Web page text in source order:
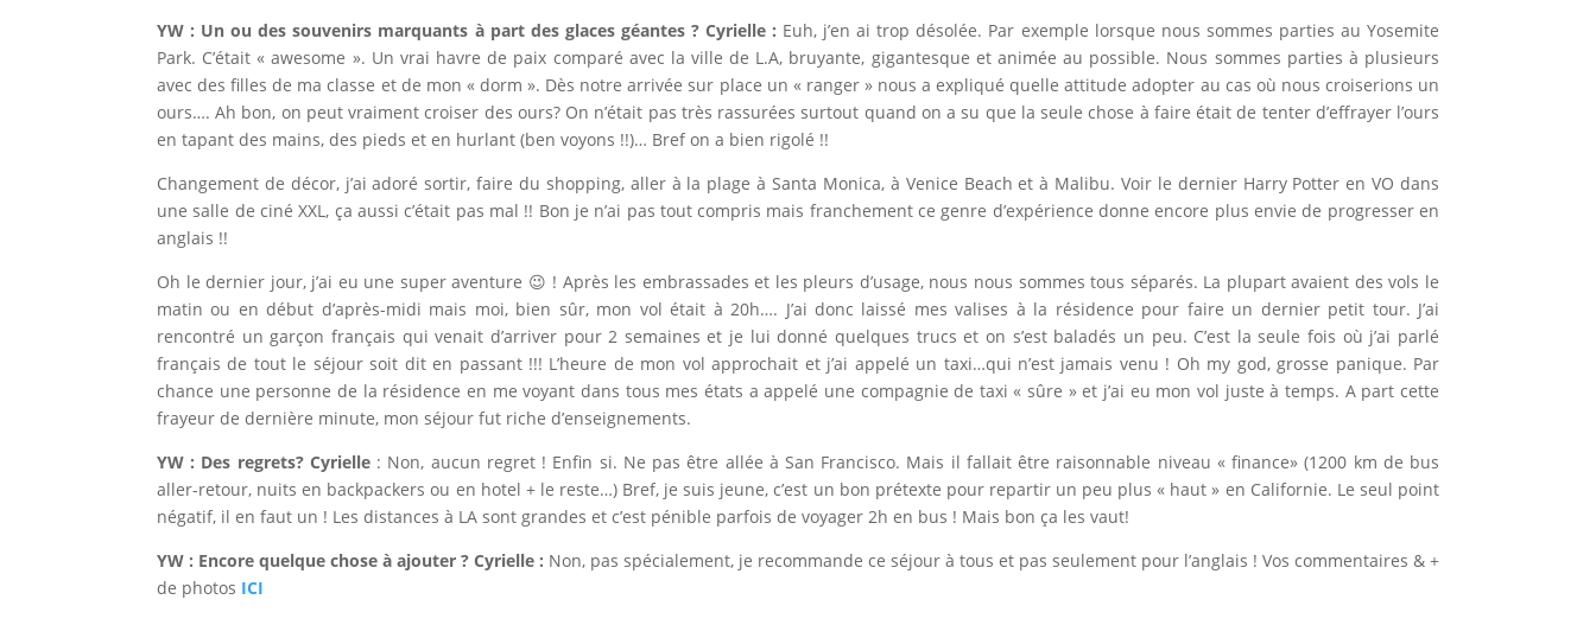
YW : Un ou des souvenirs marquants à part des glaces géantes ? Cyrielle : Euh, j’en ai trop désolée. Par exemple lorsque nous sommes parties au Yosemite
Park. C’était « awesome ». Un vrai havre de paix comparé avec la ville de L.A, bruyante, gigantesque et animée au possible. Nous sommes parties à plusieurs
avec des filles de ma classe et de mon « dorm ». Dès notre arrivée sur place un « ranger » nous a expliqué quelle attitude adopter au cas où nous croiserions un
ours…. Ah bon, on peut vraiment croiser des ours? On n’était pas très rassurées surtout quand on a su que la seule chose à faire était de tenter d’effrayer l’ours
en tapant des mains, des pieds et en hurlant (ben voyons !!)… Bref on a bien rigolé !!
Changement de décor, j’ai adoré sortir, faire du shopping, aller à la plage à Santa Monica, à Venice Beach et à Malibu. Voir le dernier Harry Potter en VO dans
une salle de ciné XXL, ça aussi c’était pas mal !! Bon je n’ai pas tout compris mais franchement ce genre d’expérience donne encore plus envie de progresser en
anglais !!
Oh le dernier jour, j’ai eu une super aventure 😉 ! Après les embrassades et les pleurs d’usage, nous nous sommes tous séparés. La plupart avaient des vols le
matin ou en début d’après-midi mais moi, bien sûr, mon vol était à 20h…. J’ai donc laissé mes valises à la résidence pour faire un dernier petit tour. J’ai
rencontré un garçon français qui venait d’arriver pour 2 semaines et je lui donné quelques trucs et on s’est baladés un peu. C’est la seule fois où j’ai parlé
français de tout le séjour soit dit en passant !!! L’heure de mon vol approchait et j’ai appelé un taxi…qui n’est jamais venu ! Oh my god, grosse panique. Par
chance une personne de la résidence en me voyant dans tous mes états a appelé une compagnie de taxi « sûre » et j’ai eu mon vol juste à temps. A part cette
frayeur de dernière minute, mon séjour fut riche d’enseignements.
YW : Des regrets? Cyrielle: Non, aucun regret ! Enfin si. Ne pas être allée à San Francisco. Mais il fallait être raisonnable niveau « finance» (1200 km de bus
aller-retour, nuits en backpackers ou en hotel + le reste…) Bref, je suis jeune, c’est un bon prétexte pour repartir un peu plus « haut » en Californie. Le seul point
négatif, il en faut un ! Les distances à LA sont grandes et c’est pénible parfois de voyager 2h en bus ! Mais bon ça les vaut!
YW : Encore quelque chose à ajouter ? Cyrielle : Non, pas spécialement, je recommande ce séjour à tous et pas seulement pour l’anglais ! Vos commentaires & +
de photos ICI